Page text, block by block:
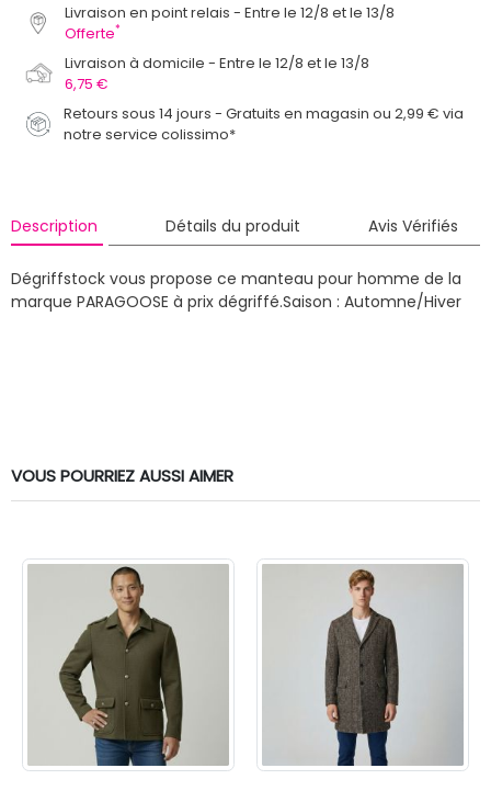
Livraison en point relais
Entre le 12/8 et le 13/8
Offerte*
Livraison à domicile
Entre le 12/8 et le 13/8
6,75 €
Retours sous 14 jours - Gratuits en magasin ou 2,99 € via
notre service colissimo*
Description Détails du produit Avis Vérifiés
Dégriffstock vous propose ce manteau pour homme de la
marque PARAGOOSE à prix dégriffé.Saison : Automne/Hiver
VOUS POURRIEZ AUSSI AIMER